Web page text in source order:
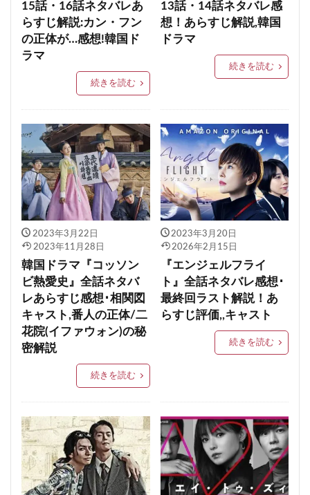
15話・16話ネタバレあ
らすじ解説:カン・フン
の正体が…感想!韓国ド
ラマ
続きを読む
13話・14話ネタバレ感
想！あらすじ解説,韓国
ドラマ
続きを読む
2023年3月22日
2023年11月28日
韓国ドラマ『コッソン
ビ熱愛史』全話ネタバ
レあらすじ感想･相関図
キャスト,番人の正体/二
花院(イファウォン)の秘
密解説
続きを読む
2023年3月20日
2026年2月15日
『エンジェルフライ
ト』全話ネタバレ感想･
最終回ラスト解説！あ
らすじ評価,,キャスト
続きを読む